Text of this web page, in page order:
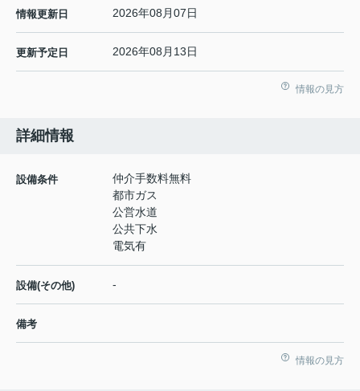
情報更新日 2026年08月07日
更新予定日 2026年08月13日
情報の見方
詳細情報
設備条件
仲介手数料無料
都市ガス
公営水道
公共下水
電気有
設備(その他) -
備考
情報の見方